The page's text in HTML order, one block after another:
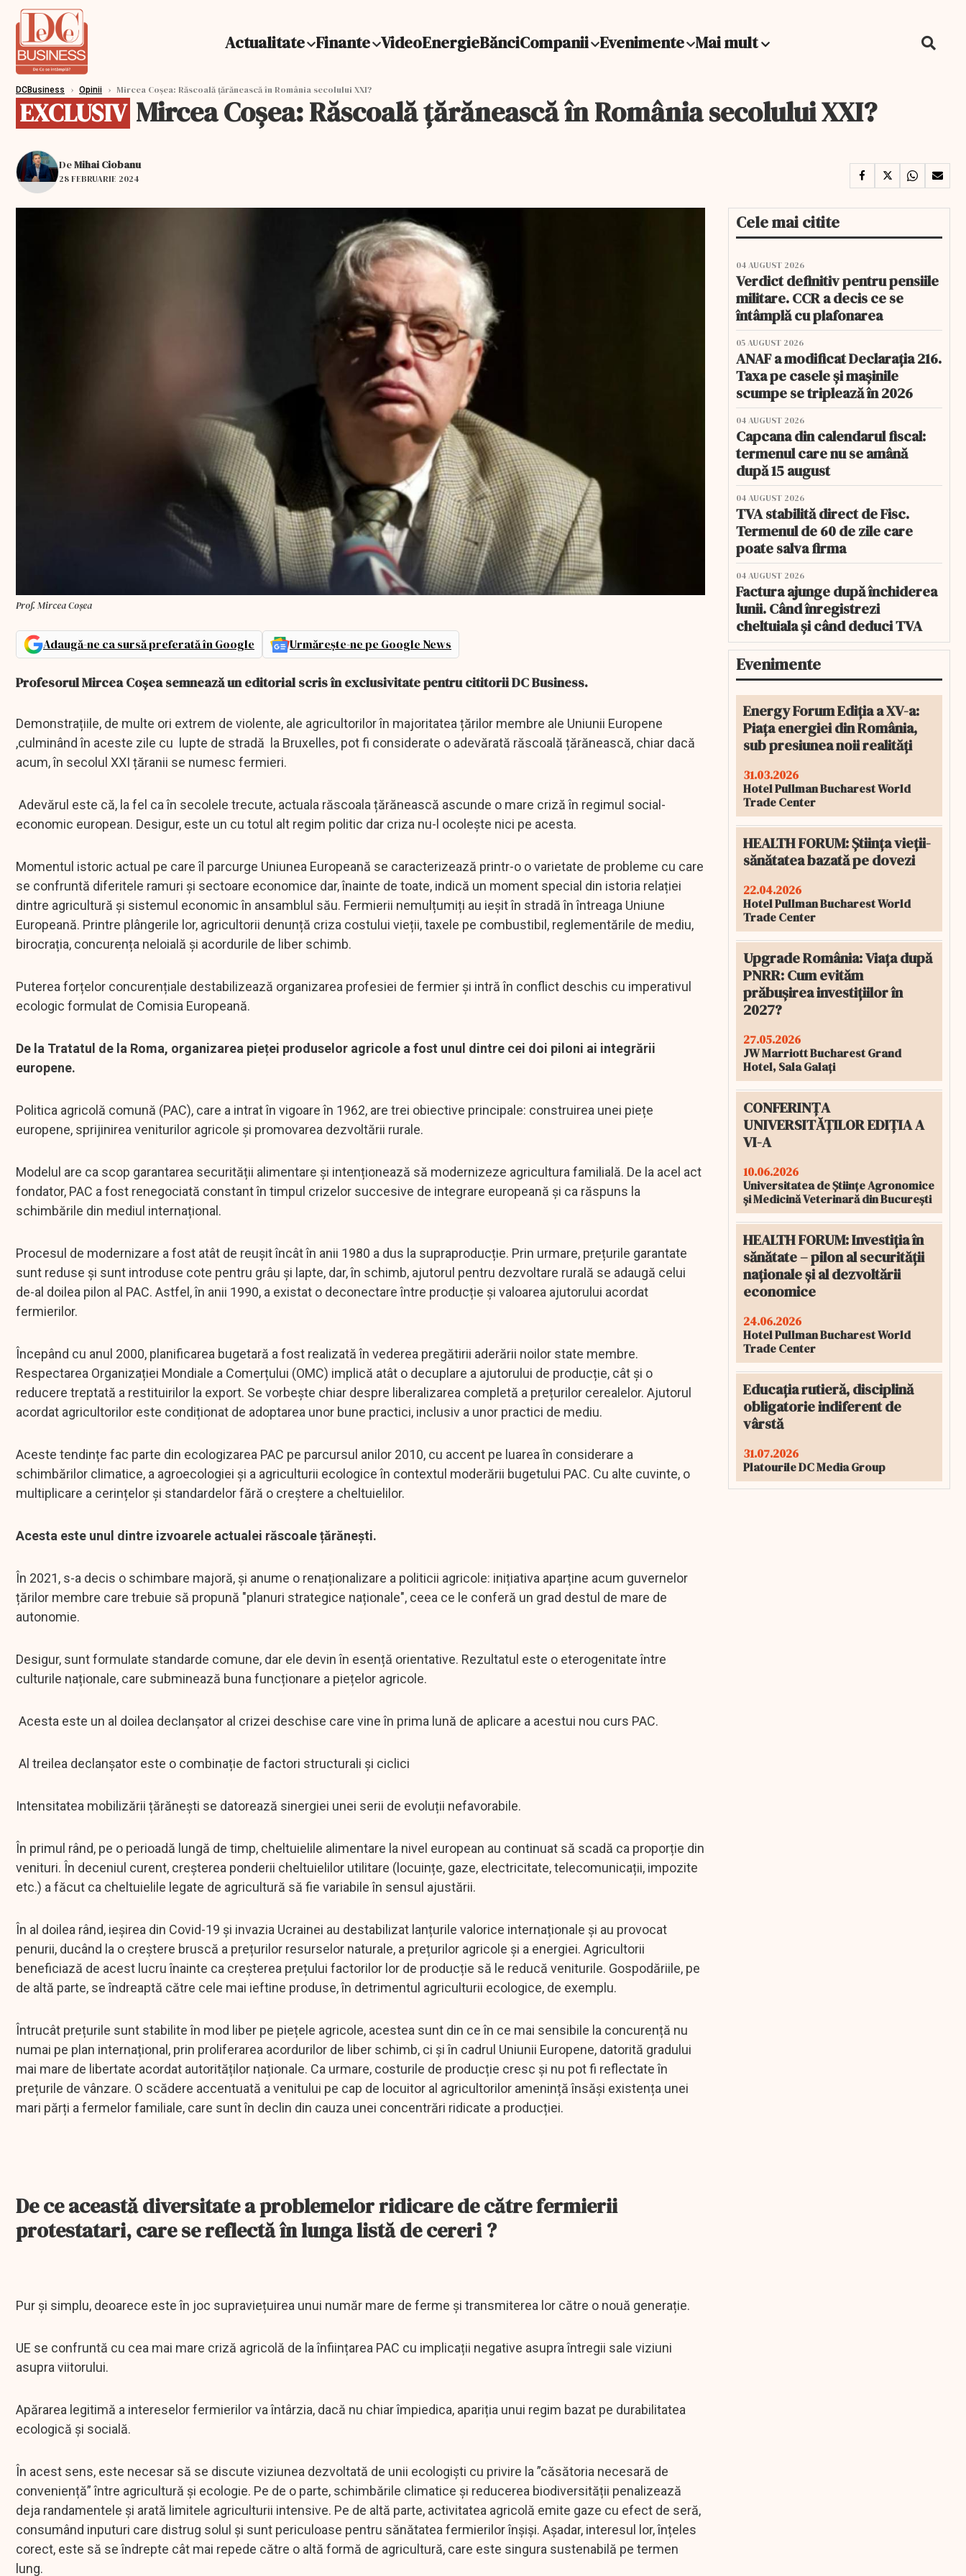
Actualitate Finante VideoEnergieBănciCompanii Evenimente Mai mult
DCBusiness › Opinii › Mircea Coşea: Răscoală țărănească în România secolului XXI?
EXCLUSIV Mircea Coşea: Răscoală țărănească în România secolului XXI?
DeMihai Ciobanu
28 FEBRUARIE 2024
Prof. Mircea Coșea
Adaugă-ne ca sursă preferată în Google Urmărește-ne pe Google News
Profesorul Mircea Coşea semnează un editorial scris în exclusivitate pentru cititorii DC Business.
Demonstrațiile, de multe ori extrem de violente, ale agricultorilor în majoritatea țărilor membre ale Uniunii Europene
,culminând în aceste zile cu lupte de stradă la Bruxelles, pot fi considerate o adevărată răscoală țărănească, chiar dacă
acum, în secolul XXI țăranii se numesc fermieri.
Adevărul este că, la fel ca în secolele trecute, actuala răscoala țărănească ascunde o mare criză în regimul social-
economic european. Desigur, este un cu totul alt regim politic dar criza nu-l ocolește nici pe acesta.
Momentul istoric actual pe care îl parcurge Uniunea Europeană se caracterizează printr-o o varietate de probleme cu care
se confruntă diferitele ramuri și sectoare economice dar, înainte de toate, indică un moment special din istoria relației
dintre agricultură și sistemul economic în ansamblul său. Fermierii nemulțumiți au ieșit în stradă în întreaga Uniune
Europeană. Printre plângerile lor, agricultorii denunță criza costului vieții, taxele pe combustibil, reglementările de mediu,
birocrația, concurența neloială și acordurile de liber schimb.
Puterea forțelor concurențiale destabilizează organizarea profesiei de fermier și intră în conflict deschis cu imperativul
ecologic formulat de Comisia Europeană.
De la Tratatul de la Roma, organizarea pieței produselor agricole a fost unul dintre cei doi piloni ai integrării
europene.
Politica agricolă comună (PAC), care a intrat în vigoare în 1962, are trei obiective principale: construirea unei piețe
europene, sprijinirea veniturilor agricole și promovarea dezvoltării rurale.
Modelul are ca scop garantarea securității alimentare și intenționează să modernizeze agricultura familială. De la acel act
fondator, PAC a fost renegociată constant în timpul crizelor succesive de integrare europeană și ca răspuns la
schimbările din mediul internațional.
Procesul de modernizare a fost atât de reușit încât în anii 1980 a dus la supraproducție. Prin urmare, prețurile garantate
sunt reduse și sunt introduse cote pentru grâu și lapte, dar, în schimb, ajutorul pentru dezvoltare rurală se adaugă celui
de-al doilea pilon al PAC. Astfel, în anii 1990, a existat o deconectare între producție și valoarea ajutorului acordat
fermierilor.
Începând cu anul 2000, planificarea bugetară a fost realizată în vederea pregătirii aderării noilor state membre.
Respectarea Organizației Mondiale a Comerțului (OMC) implică atât o decuplare a ajutorului de producție, cât și o
reducere treptată a restituirilor la export. Se vorbește chiar despre liberalizarea completă a prețurilor cerealelor. Ajutorul
acordat agricultorilor este condiționat de adoptarea unor bune practici, inclusiv a unor practici de mediu.
Aceste tendințe fac parte din ecologizarea PAC pe parcursul anilor 2010, cu accent pe luarea în considerare a
schimbărilor climatice, a agroecologiei și a agriculturii ecologice în contextul moderării bugetului PAC. Cu alte cuvinte, o
multiplicare a cerințelor și standardelor fără o creștere a cheltuielilor.
Acesta este unul dintre izvoarele actualei răscoale țărănești.
În 2021, s-a decis o schimbare majoră, și anume o renaționalizare a politicii agricole: inițiativa aparține acum guvernelor
țărilor membre care trebuie să propună "planuri strategice naționale", ceea ce le conferă un grad destul de mare de
autonomie.
Desigur, sunt formulate standarde comune, dar ele devin în esență orientative. Rezultatul este o eterogenitate între
culturile naționale, care subminează buna funcționare a piețelor agricole.
Acesta este un al doilea declanșator al crizei deschise care vine în prima lună de aplicare a acestui nou curs PAC.
Al treilea declanșator este o combinație de factori structurali și ciclici
Intensitatea mobilizării țărănești se datorează sinergiei unei serii de evoluții nefavorabile.
În primul rând, pe o perioadă lungă de timp, cheltuielile alimentare la nivel european au continuat să scadă ca proporție din
venituri. În deceniul curent, creșterea ponderii cheltuielilor utilitare (locuințe, gaze, electricitate, telecomunicații, impozite
etc.) a făcut ca cheltuielile legate de agricultură să fie variabile în sensul ajustării.
În al doilea rând, ieșirea din Covid-19 și invazia Ucrainei au destabilizat lanțurile valorice internaționale și au provocat
penurii, ducând la o creștere bruscă a prețurilor resurselor naturale, a prețurilor agricole și a energiei. Agricultorii
beneficiază de acest lucru înainte ca creșterea prețului factorilor lor de producție să le reducă veniturile. Gospodăriile, pe
de altă parte, se îndreaptă către cele mai ieftine produse, în detrimentul agriculturii ecologice, de exemplu.
Întrucât prețurile sunt stabilite în mod liber pe piețele agricole, acestea sunt din ce în ce mai sensibile la concurență nu
numai pe plan internațional, prin proliferarea acordurilor de liber schimb, ci și în cadrul Uniunii Europene, datorită gradului
mai mare de libertate acordat autorităților naționale. Ca urmare, costurile de producție cresc și nu pot fi reflectate în
prețurile de vânzare. O scădere accentuată a venitului pe cap de locuitor al agricultorilor amenință însăși existența unei
mari părți a fermelor familiale, care sunt în declin din cauza unei concentrări ridicate a producției.
De ce această diversitate a problemelor ridicare de către fermierii
protestatari, care se reflectă în lunga listă de cereri ?
Pur și simplu, deoarece este în joc supraviețuirea unui număr mare de ferme și transmiterea lor către o nouă generație.
UE se confruntă cu cea mai mare criză agricolă de la înființarea PAC cu implicații negative asupra întregii sale viziuni
asupra viitorului.
Apărarea legitimă a intereselor fermierilor va întârzia, dacă nu chiar împiedica, apariția unui regim bazat pe durabilitatea
ecologică și socială.
În acest sens, este necesar să se discute viziunea dezvoltată de unii ecologiști cu privire la ”căsătoria necesară de
conveniență” între agricultură și ecologie. Pe de o parte, schimbările climatice și reducerea biodiversității penalizează
deja randamentele și arată limitele agriculturii intensive. Pe de altă parte, activitatea agricolă emite gaze cu efect de seră,
consumând inputuri care distrug solul și sunt periculoase pentru sănătatea fermierilor înșiși. Așadar, interesul lor, înțeles
corect, este să se îndrepte cât mai repede către o altă formă de agricultură, care este singura sustenabilă pe termen
lung.
Cele mai citite
04 AUGUST 2026
Verdict definitiv pentru pensiile
militare. CCR a decis ce se
întâmplă cu plafonarea
05 AUGUST 2026
ANAF a modificat Declarația 216.
Taxa pe casele și mașinile
scumpe se triplează în 2026
04 AUGUST 2026
Capcana din calendarul fiscal:
termenul care nu se amână
după 15 august
04 AUGUST 2026
TVA stabilită direct de Fisc.
Termenul de 60 de zile care
poate salva firma
04 AUGUST 2026
Factura ajunge după închiderea
lunii. Când înregistrezi
cheltuiala și când deduci TVA
Evenimente
Energy Forum Ediția a XV-a:
Piața energiei din România,
sub presiunea noii realități
31.03.2026
Hotel Pullman Bucharest World
Trade Center
HEALTH FORUM: Știința vieții-
sănătatea bazată pe dovezi
22.04.2026
Hotel Pullman Bucharest World
Trade Center
Upgrade România: Viața după
PNRR: Cum evităm
prăbușirea investițiilor în
2027?
27.05.2026
JW Marriott Bucharest Grand
Hotel, Sala Galați
CONFERINȚA
UNIVERSITĂȚILOR EDIȚIA A
VI-A
10.06.2026
Universitatea de Științe Agronomice
și Medicină Veterinară din București
HEALTH FORUM: Investiția în
sănătate – pilon al securității
naționale și al dezvoltării
economice
24.06.2026
Hotel Pullman Bucharest World
Trade Center
Educația rutieră, disciplină
obligatorie indiferent de
vârstă
31.07.2026
Platourile DC Media Group